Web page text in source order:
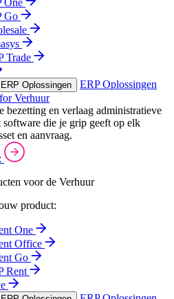
One
Go
Trade
Oplossingen
ERP Oplossingen
Verhuur
bezetting en verlaag administratieve
software die je grip geeft op elk
en aanvraag.
voor de Verhuur
product:
One
Office
Go
Rent